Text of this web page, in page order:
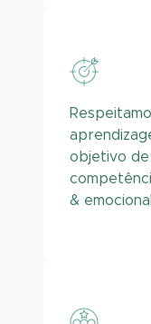
objetivo de
&